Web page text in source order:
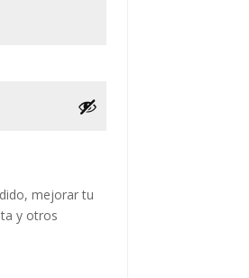
mejorar tu
y otros